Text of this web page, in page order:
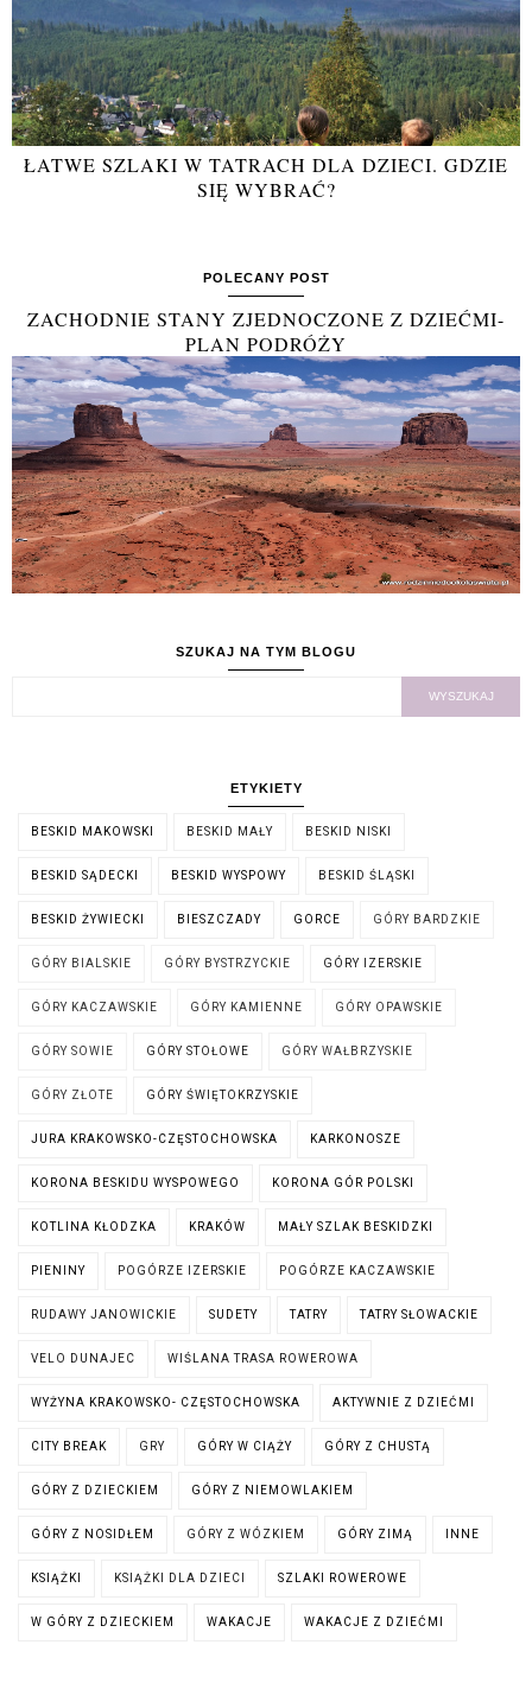
ŁATWE SZLAKI W TATRACH DLA DZIECI. GDZIE
SIĘ WYBRAĆ?
POLECANY POST
ZACHODNIE STANY ZJEDNOCZONE Z DZIEĆMI-
PLAN PODRÓŻY
SZUKAJ NA TYM BLOGU
ETYKIETY
BESKID MAKOWSKI BESKID MAŁY BESKID NISKI
BESKID SĄDECKI BESKID WYSPOWY BESKID ŚLĄSKI
BESKID ŻYWIECKI BIESZCZADY GORCE GÓRY BARDZKIE
GÓRY BIALSKIE GÓRY BYSTRZYCKIE GÓRY IZERSKIE
GÓRY KACZAWSKIE GÓRY KAMIENNE GÓRY OPAWSKIE
GÓRY SOWIE GÓRY STOŁOWE GÓRY WAŁBRZYSKIE
GÓRY ZŁOTE GÓRY ŚWIĘTOKRZYSKIE
JURA KRAKOWSKO-CZĘSTOCHOWSKA KARKONOSZE
KORONA BESKIDU WYSPOWEGO KORONA GÓR POLSKI
KOTLINA KŁODZKA KRAKÓW MAŁY SZLAK BESKIDZKI
PIENINY POGÓRZE IZERSKIE POGÓRZE KACZAWSKIE
RUDAWY JANOWICKIE SUDETY TATRY TATRY SŁOWACKIE
VELO DUNAJEC WIŚLANA TRASA ROWEROWA
WYŻYNA KRAKOWSKO- CZĘSTOCHOWSKA AKTYWNIE Z DZIEĆMI
CITY BREAK GRY GÓRY W CIĄŻY GÓRY Z CHUSTĄ
GÓRY Z DZIECKIEM GÓRY Z NIEMOWLAKIEM
GÓRY Z NOSIDŁEM GÓRY Z WÓZKIEM GÓRY ZIMĄ INNE
KSIĄŻKI KSIĄŻKI DLA DZIECI SZLAKI ROWEROWE
W GÓRY Z DZIECKIEM WAKACJE WAKACJE Z DZIEĆMI